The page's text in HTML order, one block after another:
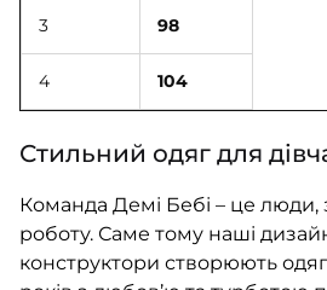
3 98
4 104
Стильний одяг для
Команда Демі Бебі – це люди,
роботу. Саме тому наші
конструктори створюють